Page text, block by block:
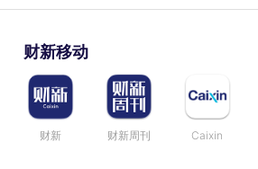
财新移动
财新 财新周刊 Caixin